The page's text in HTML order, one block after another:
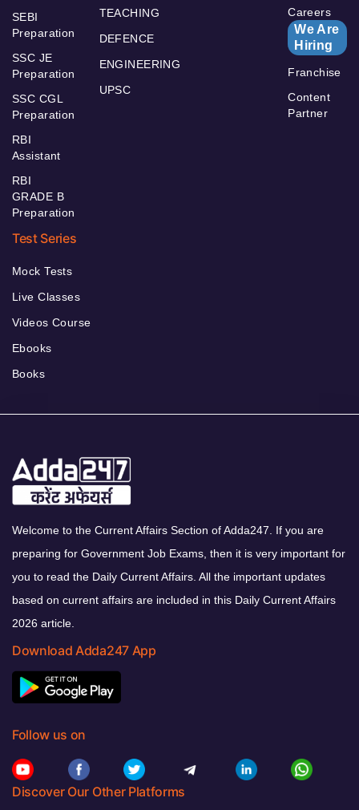
SEBI
Preparation
SSC JE
Preparation
SSC CGL
Preparation
RBI
Assistant
RBI
GRADE B
Preparation
TEACHING
DEFENCE
ENGINEERING
UPSC
Careers
We Are
Hiring
Franchise
Content
Partner
Test Series
Mock Tests
Live Classes
Videos Course
Ebooks
Books
Welcome to the Current Affairs Section of Adda247. If you are
preparing for Government Job Exams, then it is very important for
you to read the Daily Current Affairs. All the important updates
based on current affairs are included in this Daily Current Affairs
2026 article.
Download Adda247 App
Follow us on
Discover Our Other Platforms